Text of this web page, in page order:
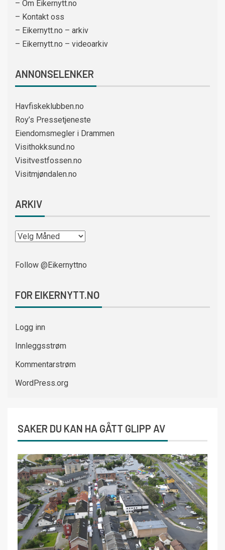
– Om Eikernytt.no
– Kontakt oss
– Eikernytt.no – arkiv
– Eikernytt.no – videoarkiv
ANNONSELENKER
Havfiskeklubben.no
Roy’s Pressetjeneste
Eiendomsmegler i Drammen
Visithokksund.no
Visitvestfossen.no
Visitmjøndalen.no
ARKIV
Follow @Eikernyttno
FOR EIKERNYTT.NO
Logg inn
Innleggsstrøm
Kommentarstrøm
WordPress.org
SAKER DU KAN HA GÅTT GLIPP AV